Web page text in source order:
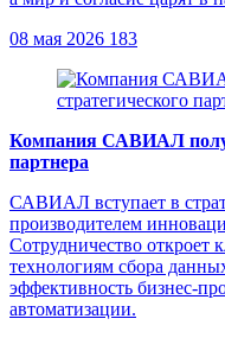
08 мая 2026 183
Компания САВИАЛ
партнера
САВИАЛ вступает в
производителем
Сотрудничество откроет
технологиям сбора
эффективность
автоматизации.